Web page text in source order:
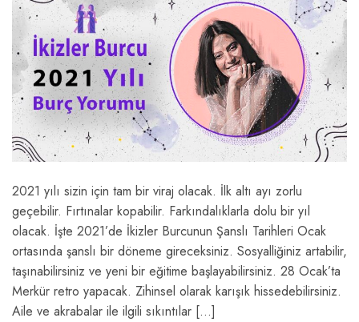
2021 yılı sizin için tam bir viraj olacak. İlk altı ayı zorlu
geçebilir. Fırtınalar kopabilir. Farkındalıklarla dolu bir yıl
olacak. İşte 2021’de İkizler Burcunun Şanslı Tarihleri Ocak
ortasında şanslı bir döneme gireceksiniz. Sosyalliğiniz artabilir,
taşınabilirsiniz ve yeni bir eğitime başlayabilirsiniz. 28 Ocak’ta
Merkür retro yapacak. Zihinsel olarak karışık hissedebilirsiniz.
Aile ve akrabalar ile ilgili sıkıntılar […]